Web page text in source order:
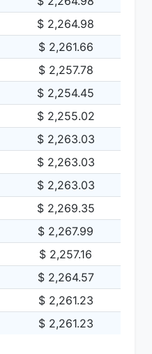
$ 2,264.98
$ 2,261.66
$ 2,257.78
$ 2,254.45
$ 2,255.02
$ 2,263.03
$ 2,263.03
$ 2,263.03
$ 2,269.35
$ 2,267.99
$ 2,257.16
$ 2,264.57
$ 2,261.23
$ 2,261.23